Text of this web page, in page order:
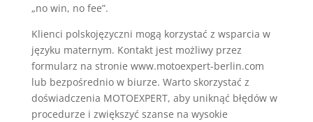
„no win, no fee”.
Klienci polskojęzyczni mogą korzystać z wsparcia w
języku maternym. Kontakt jest możliwy przez
formularz na stronie www.motoexpert-berlin.com
lub bezpośrednio w biurze. Warto skorzystać z
doświadczenia MOTOEXPERT, aby uniknąć błędów w
procedurze i zwiększyć szanse na wysokie